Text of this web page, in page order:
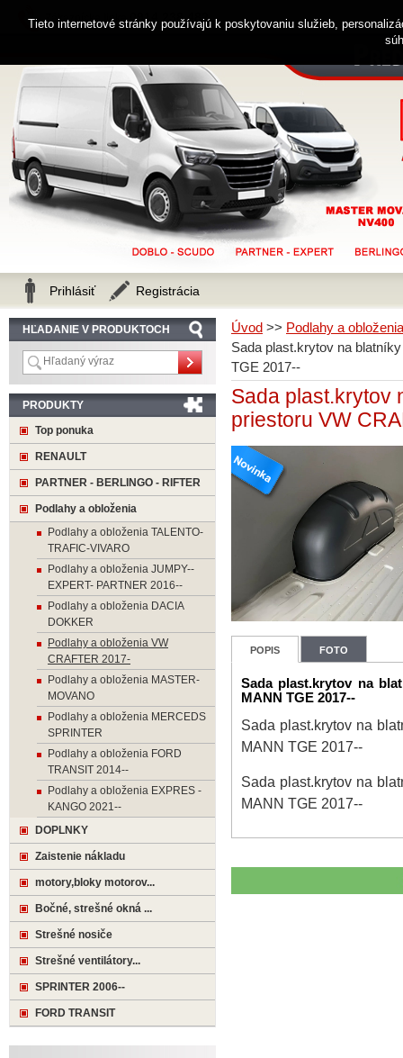
Úvod >> Podlahy a obloženia
Sada plast.krytov na
TGE 2017--
Sada plast.krytov
priestoru VW
POPIS FOTO
Sada plast.krytov na
MANN TGE 2017--
Sada plast.krytov na
MANN TGE 2017--
Sada plast.krytov na
MANN TGE 2017--
HĽADANIE V PRODUKTOCH
PRODUKTY
Top ponuka
RENAULT
PARTNER - BERLINGO - RIFTER
Podlahy a obloženia
Podlahy a obloženia TALENTO-
TRAFIC-VIVARO
Podlahy a obloženia JUMPY--
EXPERT- PARTNER 2016--
Podlahy a obloženia DACIA
DOKKER
Podlahy a obloženia VW
CRAFTER 2017-
Podlahy a obloženia MASTER-
MOVANO
Podlahy a obloženia MERCEDS
SPRINTER
Podlahy a obloženia FORD
TRANSIT 2014--
Podlahy a obloženia EXPRES -
KANGO 2021--
DOPLNKY
Zaistenie nákladu
motory,bloky motorov...
Bočné, strešné okná ...
Strešné nosiče
Strešné ventilátory...
SPRINTER 2006--
FORD TRANSIT
Zákaznícka linka 0914 238 482
Prihlásiť Registrácia
Tieto internetové stránky používajú k poskytovaniu služieb,